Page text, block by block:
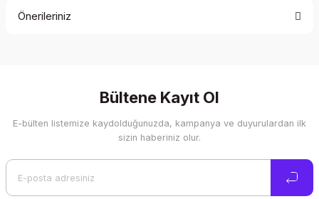
Önerileriniz
Görüş ve önerileriniz için teşekkür ederiz.
Ürün resmi kalitesiz, bozuk veya görüntülenemiyor.
Bültene Kayıt Ol
E-bülten listemize kaydolduğunuzda, kampanya ve duyurulardan ilk
sizin haberiniz olur.